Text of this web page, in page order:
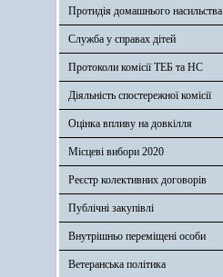
Протидія домашнього насильства
Служба у справах дітей
Протоколи комісії ТЕБ та НС
Діяльність спостережної комісії
Оцінка впливу на довкілля
Місцеві вибори 2020
Реєстр колективних договорів
Публічні закупівлі
Внутрішньо переміщені особи
Ветеранська політика